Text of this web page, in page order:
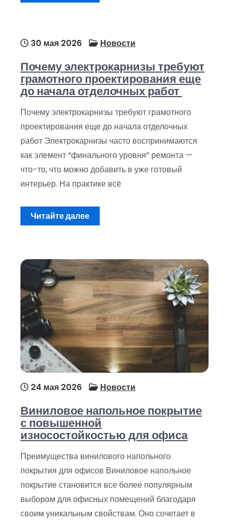
30 мая 2026 Новости
Почему электрокарнизы требуют
грамотного проектирования еще
до начала отделочных работ
Почему электрокарнизы требуют грамотного
проектирования еще до начала отделочных
работ Электрокарнизы часто воспринимаются
как элемент “финального уровня” ремонта —
что-то, что можно добавить в уже готовый
интерьер. На практике всё
Читайте далее
24 мая 2026 Новости
Виниловое напольное покрытие
с повышенной
износостойкостью для офиса
Преимущества винилового напольного
покрытия для офисов Виниловое напольное
покрытие становится все более популярным
выбором для офисных помещений благодаря
своим уникальным свойствам. Оно сочетает в